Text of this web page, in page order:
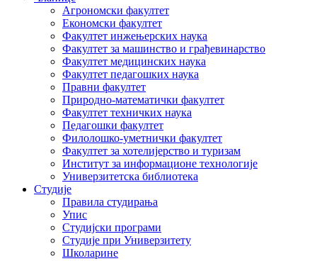
Агрономски факултет
Економски факултет
Факултет инжењерских наука
Факултет за машинство и грађевинарство
Факултет медицинских наука
Факултет педагошких наука
Правни факултет
Природно-математички факултет
Факултет техничких наука
Педагошки факултет
Филолошко-уметнички факултет
Факултет за хотелијерство и туризам
Институт за информационе технологије
Универзитетска библиотека
Студије
Правила студирања
Упис
Студијски програми
Студије при Универзитету
Школарине